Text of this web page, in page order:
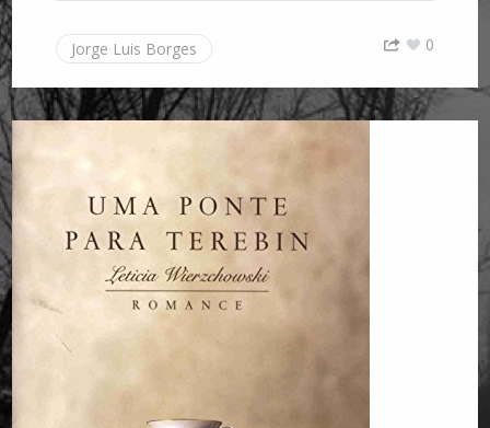
Jorge Luis Borges 0